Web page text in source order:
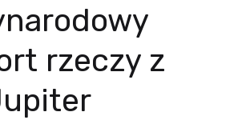
rzeczy z